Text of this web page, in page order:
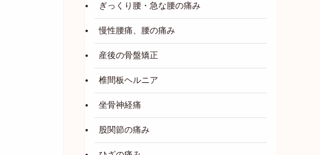
ぎっくり腰・急な腰の痛み
慢性腰痛、腰の痛み
産後の骨盤矯正
椎間板ヘルニア
坐骨神経痛
股関節の痛み